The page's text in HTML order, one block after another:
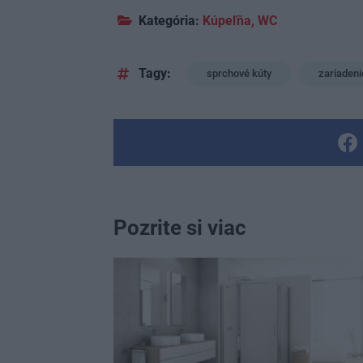
Kategória: Kúpeľňa, WC
Tagy: sprchové kúty
Pozrite si viac